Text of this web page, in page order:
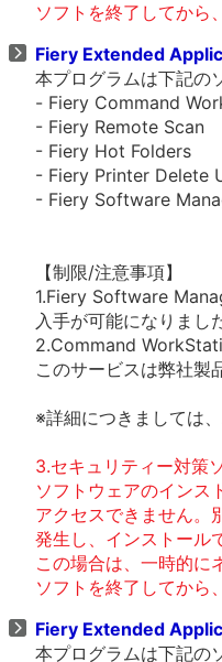
ソフトを終了してから
Fiery Extended
本プログラムは下記の
- Fiery Command
- Fiery Remote Scan
- Fiery Hot Folders
- Fiery Printer Delete
- Fiery Software
【制限/注意事項】
1.Fiery Software
入手が可能になりまし
2.Command
このサービスは弊社製
※詳細につきましては
3.セキュリティー対策
ソフトウェアのインス
アクセスできません。
発生し、インストール
この場合は、一時的に
ソフトを終了してから
Fiery Extended
本プログラムは下記の